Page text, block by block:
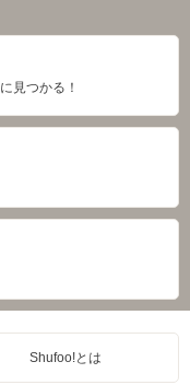
見つかる！
Shufoo!とは